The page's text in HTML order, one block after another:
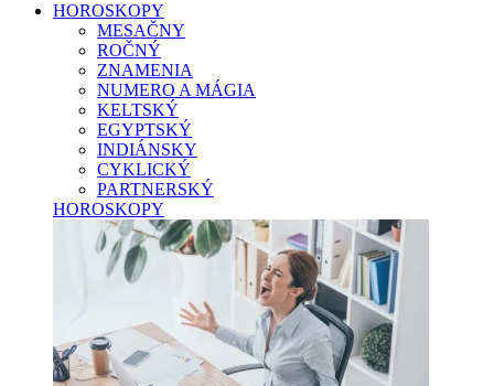
HOROSKOPY
MESAČNY
ROČNÝ
ZNAMENIA
NUMERO A MÁGIA
KELTSKÝ
EGYPTSKÝ
INDIÁNSKY
CYKLICKÝ
PARTNERSKÝ
HOROSKOPY